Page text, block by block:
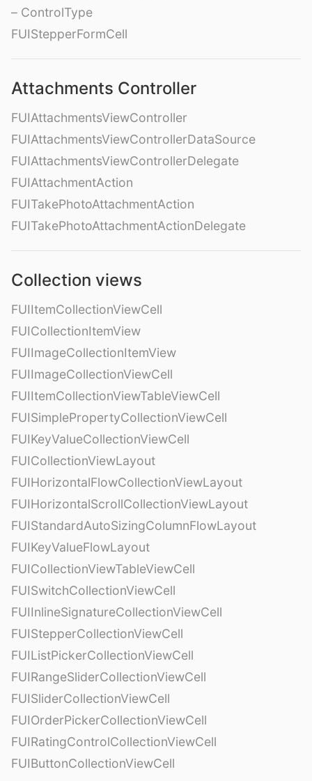
– ControlType
FUIStepperFormCell
Attachments Controller
FUIAttachmentsViewController
FUIAttachmentsViewControllerDataSource
FUIAttachmentsViewControllerDelegate
FUIAttachmentAction
FUITakePhotoAttachmentAction
FUITakePhotoAttachmentActionDelegate
Collection views
FUIItemCollectionViewCell
FUICollectionItemView
FUIImageCollectionItemView
FUIImageCollectionViewCell
FUIItemCollectionViewTableViewCell
FUISimplePropertyCollectionViewCell
FUIKeyValueCollectionViewCell
FUICollectionViewLayout
FUIHorizontalFlowCollectionViewLayout
FUIHorizontalScrollCollectionViewLayout
FUIStandardAutoSizingColumnFlowLayout
FUIKeyValueFlowLayout
FUICollectionViewTableViewCell
FUISwitchCollectionViewCell
FUIInlineSignatureCollectionViewCell
FUIStepperCollectionViewCell
FUIListPickerCollectionViewCell
FUIRangeSliderCollectionViewCell
FUISliderCollectionViewCell
FUIOrderPickerCollectionViewCell
FUIRatingControlCollectionViewCell
FUIButtonCollectionViewCell